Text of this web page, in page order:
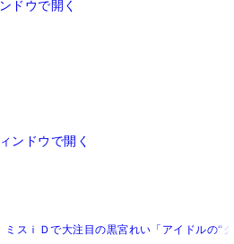
ドウで開く
ンドウで開く
スｉＤで大注目の黒宮れい「アイドルの“